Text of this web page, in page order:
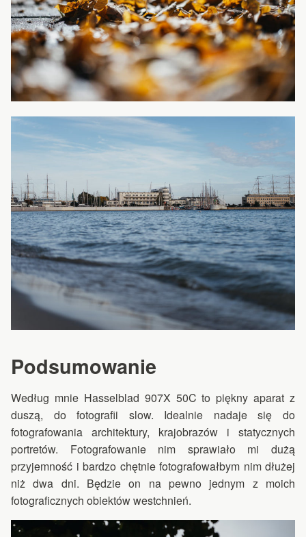
Podsumowanie
Według mnie Hasselblad 907X 50C to piękny aparat z
duszą, do fotografii slow. Idealnie nadaje się do
fotografowania architektury, krajobrazów i statycznych
portretów. Fotografowanie nim sprawiało mi dużą
przyjemność i bardzo chętnie fotografowałbym nim dłużej
niż dwa dni. Będzie on na pewno jednym z moich
fotograficznych obiektów westchnień.